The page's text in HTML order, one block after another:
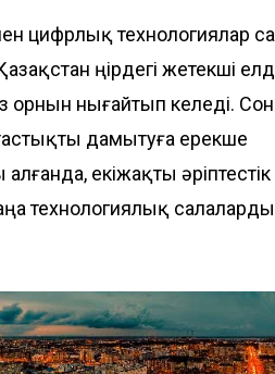
цифрлық технологиялар
өңірдегі жетекші
орнын нығайтып келеді.
дамытуға ерекше
екіжақты әріптестік
технологиялық